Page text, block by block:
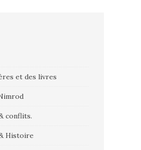
et des livres
conflits.
Histoire